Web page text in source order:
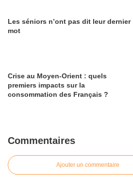
Les séniors n’ont pas dit leur dernier
mot
Crise au Moyen-Orient : quels
premiers impacts sur la
consommation des Français ?
Commentaires
Ajouter un commentaire